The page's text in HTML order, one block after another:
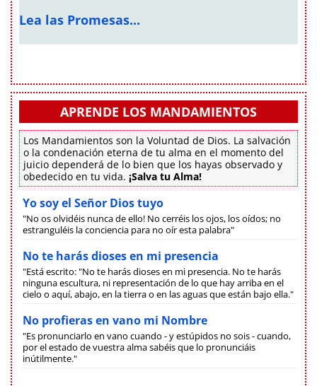
Lea las Promesas...
APRENDE LOS MANDAMIENTOS
Los Mandamientos son la Voluntad de Dios. La salvación
o la condenación eterna de tu alma en el momento del
juicio dependerá de lo bien que los hayas observado y
obedecido en tu vida. ¡Salva tu Alma!
Yo soy el Señor Dios tuyo
"No os olvidéis nunca de ello! No cerréis los ojos, los oídos; no
estranguléis la conciencia para no oír esta palabra"
No te harás dioses en mi presencia
"Está escrito: "No te harás dioses en mi presencia. No te harás
ninguna escultura, ni representación de lo que hay arriba en el
cielo o aquí, abajo, en la tierra o en las aguas que están bajo ella."
No profieras en vano mi Nombre
"Es pronunciarlo en vano cuando - y estúpidos no sois - cuando,
por el estado de vuestra alma sabéis que lo pronunciáis
inútilmente."